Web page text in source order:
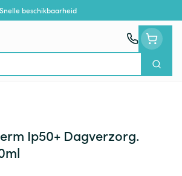
Snelle beschikbaarheid
Zoek
Ip50+ Dagverzorg.